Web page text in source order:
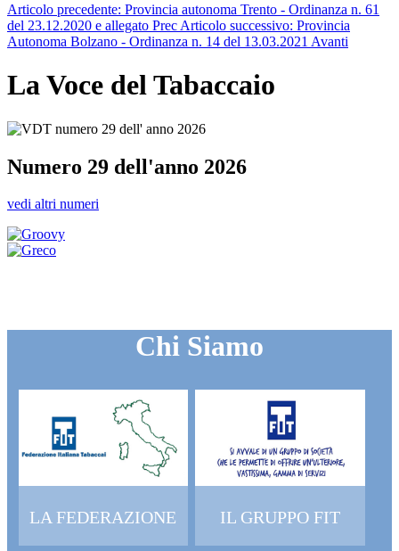
Articolo precedente: Provincia autonoma Trento - Ordinanza n. 61
del 23.12.2020 e allegato Prec Articolo successivo: Provincia
Autonoma Bolzano - Ordinanza n. 14 del 13.03.2021 Avanti
La Voce del Tabaccaio
Numero 29 dell'anno 2026
vedi altri numeri
Chi Siamo
LA FEDERAZIONE IL GRUPPO FIT